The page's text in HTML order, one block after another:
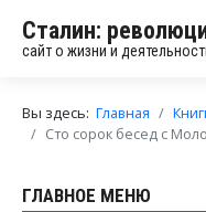
Сталин:
сайт о жизни и
Вы здесь: Главная
Сто сорок бесед с
ГЛАВНОЕ МЕНЮ